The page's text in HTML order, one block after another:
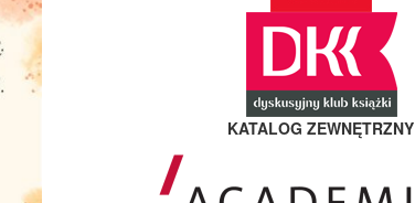
KATALOG ZEWNĘTRZNY